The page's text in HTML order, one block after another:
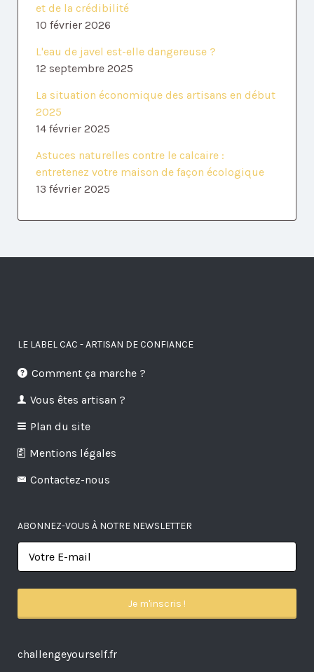
et de la crédibilité
10 février 2026
L'eau de javel est-elle dangereuse ?
12 septembre 2025
La situation économique des artisans en début
2025
14 février 2025
Astuces naturelles contre le calcaire :
entretenez votre maison de façon écologique
13 février 2025
LE LABEL CAC - ARTISAN DE CONFIANCE
Comment ça marche ?
Vous êtes artisan ?
Plan du site
Mentions légales
Contactez-nous
ABONNEZ-VOUS À NOTRE NEWSLETTER
challengeyourself.fr